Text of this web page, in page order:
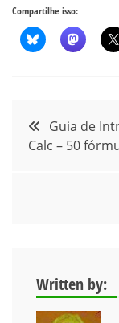
Compartilhe isso:
de
Guia de
Calc – 50
Written by: